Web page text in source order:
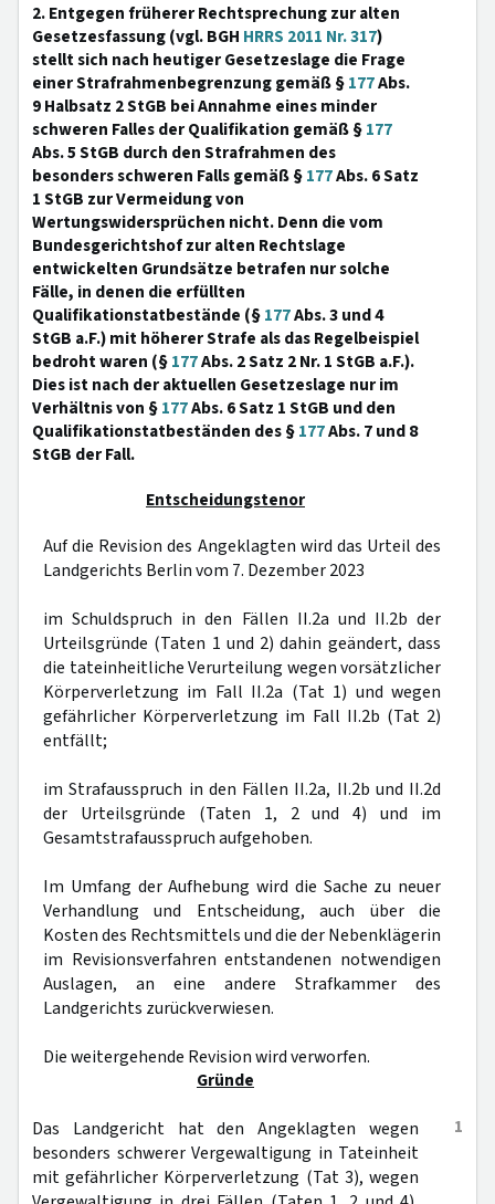
2. Entgegen früherer Rechtsprechung zur alten
Gesetzesfassung (vgl. BGH HRRS 2011 Nr. 317)
stellt sich nach heutiger Gesetzeslage die Frage
einer Strafrahmenbegrenzung gemäß §177Abs.
9 Halbsatz 2 StGB bei Annahme eines minder
schweren Falles der Qualifikation gemäß §177
Abs. 5 StGB durch den Strafrahmen des
besonders schweren Falls gemäß §177Abs. 6 Satz
1 StGB zur Vermeidung von
Wertungswidersprüchen nicht. Denn die vom
Bundesgerichtshof zur alten Rechtslage
entwickelten Grundsätze betrafen nur solche
Fälle, in denen die erfüllten
Qualifikationstatbestände (§177Abs. 3 und 4
StGB a.F.) mit höherer Strafe als das Regelbeispiel
bedroht waren (§177Abs. 2 Satz 2 Nr. 1 StGB a.F.).
Dies ist nach der aktuellen Gesetzeslage nur im
Verhältnis von §177Abs. 6 Satz 1 StGB und den
Qualifikationstatbeständen des §177Abs. 7 und 8
StGB der Fall.
Entscheidungstenor
Auf die Revision des Angeklagten wird das Urteil des
Landgerichts Berlin vom 7. Dezember 2023
im Schuldspruch in den Fällen II.2a und II.2b der
Urteilsgründe (Taten 1 und 2) dahin geändert, dass
die tateinheitliche Verurteilung wegen vorsätzlicher
Körperverletzung im Fall II.2a (Tat 1) und wegen
gefährlicher Körperverletzung im Fall II.2b (Tat 2)
entfällt;
im Strafausspruch in den Fällen II.2a, II.2b und II.2d
der Urteilsgründe (Taten 1, 2 und 4) und im
Gesamtstrafausspruch aufgehoben.
Im Umfang der Aufhebung wird die Sache zu neuer
Verhandlung und Entscheidung, auch über die
Kosten des Rechtsmittels und die der Nebenklägerin
im Revisionsverfahren entstandenen notwendigen
Auslagen, an eine andere Strafkammer des
Landgerichts zurückverwiesen.
Die weitergehende Revision wird verworfen.
Gründe
1
Das Landgericht hat den Angeklagten wegen
besonders schwerer Vergewaltigung in Tateinheit
mit gefährlicher Körperverletzung (Tat 3), wegen